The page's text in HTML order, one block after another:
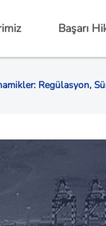
Başarı
Regülasyon,